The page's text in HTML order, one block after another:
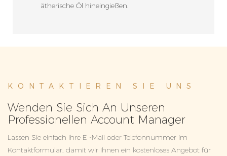
ätherische Öl hineingießen.
KONTAKTIEREN SIE UNS
Wenden Sie Sich An Unseren
Professionellen Account Manager
Lassen Sie einfach Ihre E -Mail oder Telefonnummer im
Kontaktformular, damit wir Ihnen ein kostenloses Angebot für